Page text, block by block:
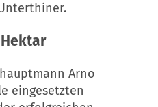
Arno
eingesetzten